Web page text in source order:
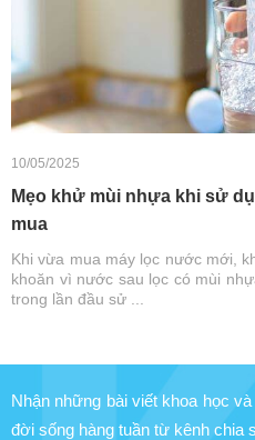
10/05/2025
Mẹo khử mùi nhựa khi sử
mua
Khi vừa mua máy lọc nước mới,
khoăn vì nước sau lọc có mùi
trong lần đầu sử ...
Nhận những bài viết khoa học
đời sống hàng tuần từ kênh chia